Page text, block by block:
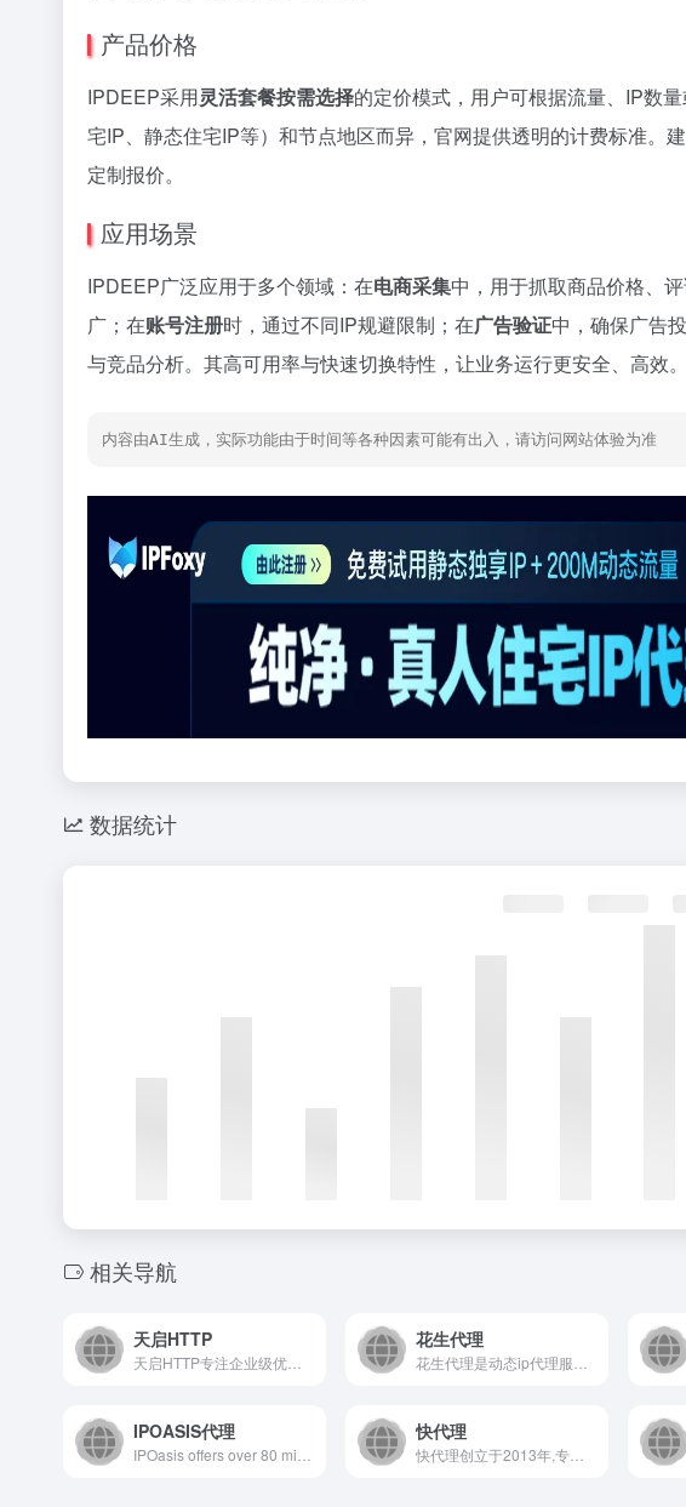
产品价格
IPDEEP采用灵活套餐按需选择的定价模式，用户可根据流量、IP数
宅IP、静态住宅IP等）和节点地区而异，官网提供透明的计费标准。
定制报价。
应用场景
IPDEEP广泛应用于多个领域：在电商采集中，用于抓取商品价格、
广；在账号注册时，通过不同IP规避限制；在广告验证中，确保广告
与竞品分析。其高可用率与快速切换特性，让业务运行更安全、高效。
内容由AI生成，实际功能由于时间等各种因素可能有出入，请访问网站体验为准
数据统计
相关导航
天启HTTP 花生代理
IPOASIS代理 快代理
快代理创立于2013年,专注为企业和开发者提供高品质的国内外HTTP代理IP云服务十余年,每日去重ip超百万个,提供使用IP代理服务完备的API接口和SaaS平台,赋能于需要大量使用IP代理来实现大规模公共数据采集的场景,企业IP代理服务认准快代理。